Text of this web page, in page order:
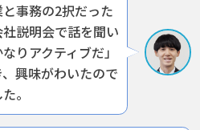
事務の2択だった
説明会で話を聞い
りアクティブだ」
興味がわいたので
。